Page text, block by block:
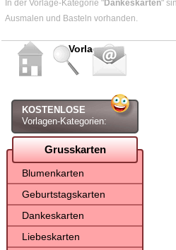
In der Vorlage-Kategorie "Dankeskarten"
Ausmalen und Basteln vorhanden.
Vorlagen
KOSTENLOSE
Vorlagen-Kategorien:
Grusskarten
Blumenkarten
Geburtstagskarten
Dankeskarten
Liebeskarten